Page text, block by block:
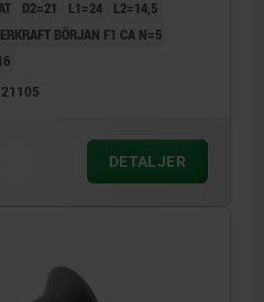
D2=21 L1=24
L2=14,5
BÖRJAN F1 CA N=5
DETALJER